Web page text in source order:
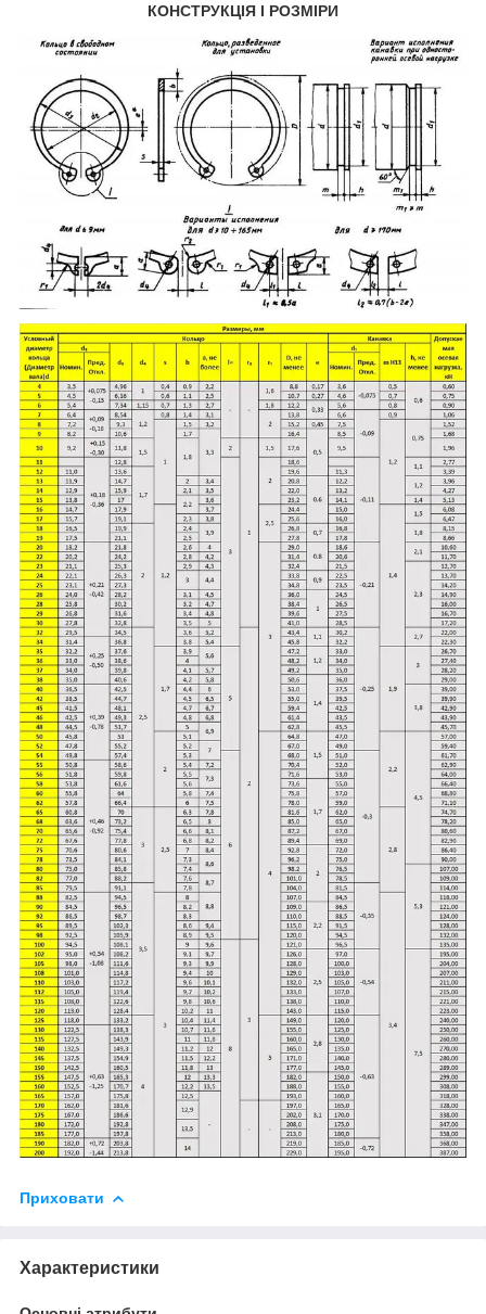
КОНСТРУКЦІЯ І РОЗМІРИ
Приховати
Характеристики